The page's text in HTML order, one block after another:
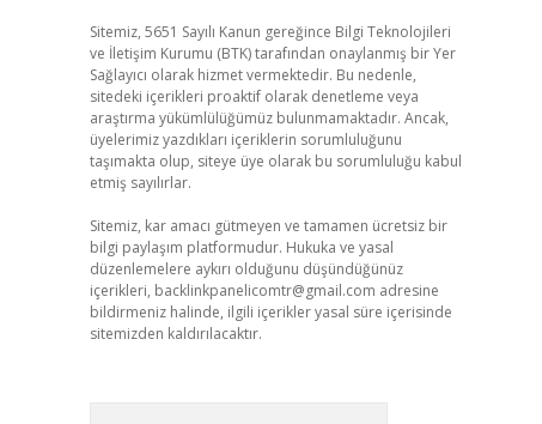
Sitemiz, 5651 Sayılı Kanun gereğince Bilgi Teknolojileri
ve İletişim Kurumu (BTK) tarafından onaylanmış bir Yer
Sağlayıcı olarak hizmet vermektedir. Bu nedenle,
sitedeki içerikleri proaktif olarak denetleme veya
araştırma yükümlülüğümüz bulunmamaktadır. Ancak,
üyelerimiz yazdıkları içeriklerin sorumluluğunu
taşımakta olup, siteye üye olarak bu sorumluluğu kabul
etmiş sayılırlar.
Sitemiz, kar amacı gütmeyen ve tamamen ücretsiz bir
bilgi paylaşım platformudur. Hukuka ve yasal
düzenlemelere aykırı olduğunu düşündüğünüz
içerikleri, backlinkpanelicomtr@gmail.com adresine
bildirmeniz halinde, ilgili içerikler yasal süre içerisinde
sitemizden kaldırılacaktır.